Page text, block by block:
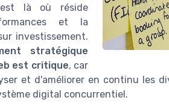
là où réside
et la
investissement.
stratégique
est critique, car
et d'améliorer en continu les
digital concurrentiel.